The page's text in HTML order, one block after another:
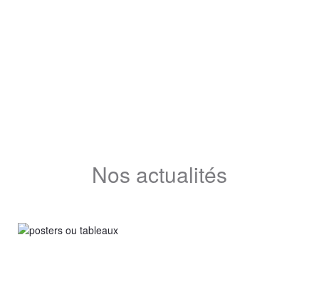
Nos actualités